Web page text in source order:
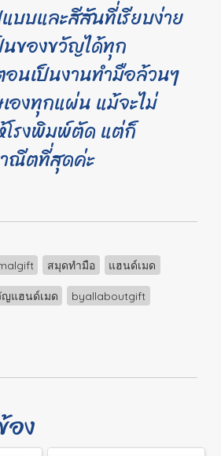
บบและสีสันที่เรียบง่าย
ของขวัญได้ทุก
นเป็นงานทำมือล้วนๆ
องทุกแผ่น แม้จะไม่
โรงพิมพ์ตัด แต่ก็
ณีตที่สุดค่ะ
สมุดทำมือ แฮนด์เมด
แฮนด์เมด byallaboutgift
อง